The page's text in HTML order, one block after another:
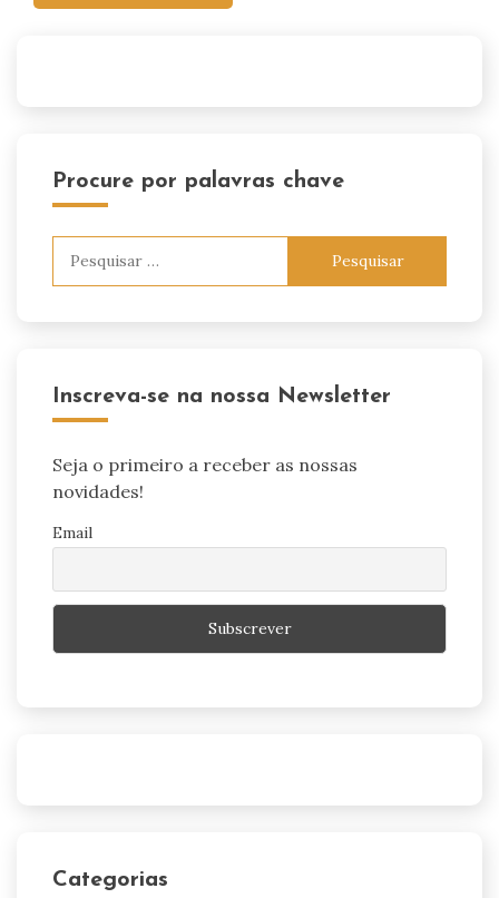
Procure por palavras chave
Inscreva-se na nossa Newsletter
Seja o primeiro a receber as nossas
novidades!
Email
Categorias